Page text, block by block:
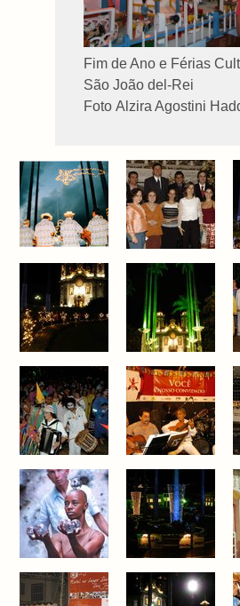
Fim de Ano e Férias
São João del-Rei
Foto Alzira Agostini